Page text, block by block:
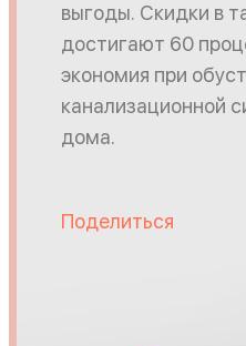
выгоды. Скидки в
достигают 60
экономия при
канализационной
дома.
Поделиться